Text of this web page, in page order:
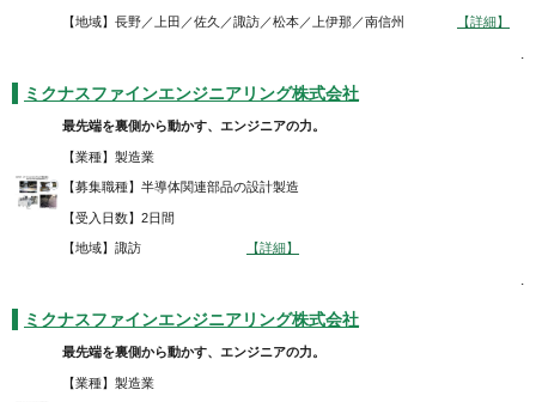
【地域】長野／上田／佐久／諏訪／松本／上伊那／南信州 【詳細】
.
ミクナスファインエンジニアリング株式会社
最先端を裏側から動かす、エンジニアの力。
【業種】製造業
【募集職種】半導体関連部品の設計製造
【受入日数】2日間
【地域】諏訪 【詳細】
.
ミクナスファインエンジニアリング株式会社
最先端を裏側から動かす、エンジニアの力。
【業種】製造業